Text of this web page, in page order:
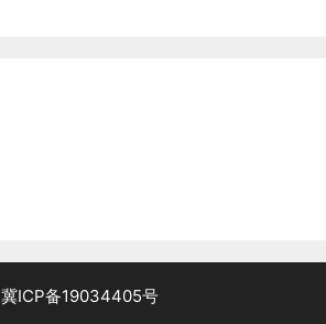
冀ICP备19034405号